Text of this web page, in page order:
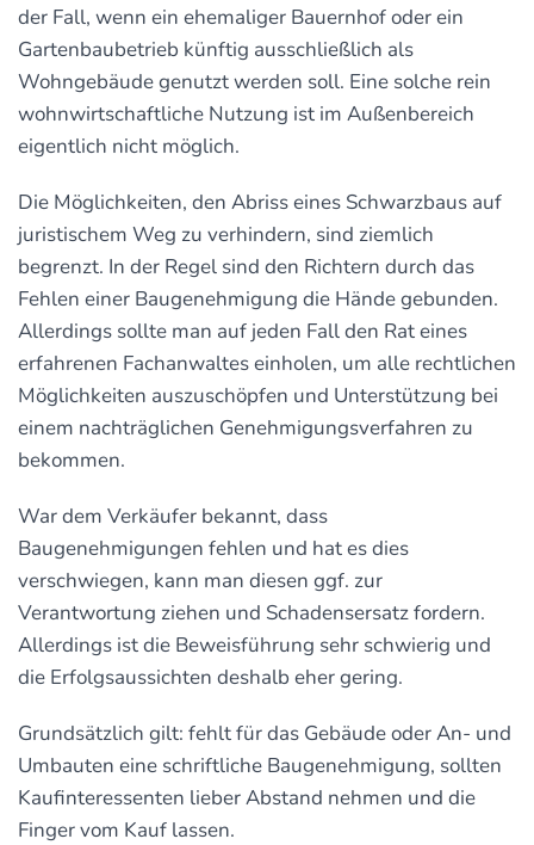
der Fall, wenn ein ehemaliger Bauernhof oder ein
Gartenbaubetrieb künftig ausschließlich als
Wohngebäude genutzt werden soll. Eine solche rein
wohnwirtschaftliche Nutzung ist im Außenbereich
eigentlich nicht möglich.
Die Möglichkeiten, den Abriss eines Schwarzbaus auf
juristischem Weg zu verhindern, sind ziemlich
begrenzt. In der Regel sind den Richtern durch das
Fehlen einer Baugenehmigung die Hände gebunden.
Allerdings sollte man auf jeden Fall den Rat eines
erfahrenen Fachanwaltes einholen, um alle rechtlichen
Möglichkeiten auszuschöpfen und Unterstützung bei
einem nachträglichen Genehmigungsverfahren zu
bekommen.
War dem Verkäufer bekannt, dass
Baugenehmigungen fehlen und hat es dies
verschwiegen, kann man diesen ggf. zur
Verantwortung ziehen und Schadensersatz fordern.
Allerdings ist die Beweisführung sehr schwierig und
die Erfolgsaussichten deshalb eher gering.
Grundsätzlich gilt: fehlt für das Gebäude oder An- und
Umbauten eine schriftliche Baugenehmigung, sollten
Kaufinteressenten lieber Abstand nehmen und die
Finger vom Kauf lassen.